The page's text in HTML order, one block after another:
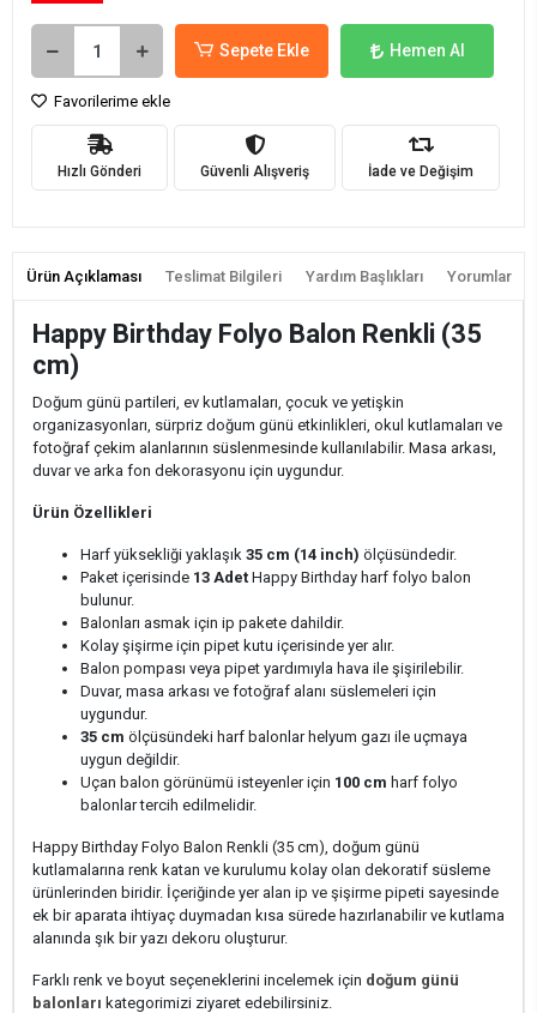
Sepete Ekle Hemen Al
Favorilerime ekle
Hızlı Gönderi Güvenli Alışveriş İade ve Değişim
Ürün Açıklaması Teslimat Bilgileri Yardım Başlıkları Yorumlar
Happy Birthday Folyo Balon Renkli (35
cm)
Doğum günü partileri, ev kutlamaları, çocuk ve yetişkin
organizasyonları, sürpriz doğum günü etkinlikleri, okul kutlamaları ve
fotoğraf çekim alanlarının süslenmesinde kullanılabilir. Masa arkası,
duvar ve arka fon dekorasyonu için uygundur.
Ürün Özellikleri
Harf yüksekliği yaklaşık 35 cm (14 inch) ölçüsündedir.
Paket içerisinde 13 Adet Happy Birthday harf folyo balon
bulunur.
Balonları asmak için ip pakete dahildir.
Kolay şişirme için pipet kutu içerisinde yer alır.
Balon pompası veya pipet yardımıyla hava ile şişirilebilir.
Duvar, masa arkası ve fotoğraf alanı süslemeleri için
uygundur.
35 cm ölçüsündeki harf balonlar helyum gazı ile uçmaya
uygun değildir.
Uçan balon görünümü isteyenler için 100 cm harf folyo
balonlar tercih edilmelidir.
Happy Birthday Folyo Balon Renkli (35 cm), doğum günü
kutlamalarına renk katan ve kurulumu kolay olan dekoratif süsleme
ürünlerinden biridir. İçeriğinde yer alan ip ve şişirme pipeti sayesinde
ek bir aparata ihtiyaç duymadan kısa sürede hazırlanabilir ve kutlama
alanında şık bir yazı dekoru oluşturur.
Farklı renk ve boyut seçeneklerini incelemek için doğum günü
balonları kategorimizi ziyaret edebilirsiniz.